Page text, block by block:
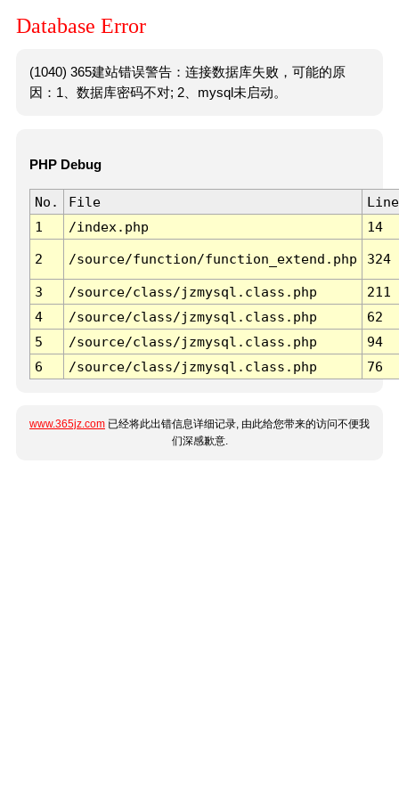
Database Error
(1040) 365建站错误警告：连接数据库失败，可能的原
因：1、数据库密码不对; 2、mysql未启动。
PHP Debug
No. File
Line
1
/index.php 14
2 /source/function/function_extend.php 324
3 /source/class/jzmysql.class.php
211
4
/source/class/jzmysql.class.php
62
5
/source/class/jzmysql.class.php
94
6
/source/class/jzmysql.class.php 76
www.365jz.com 已经将此出错信息详细记录, 由此给您带来的访问不便我
们深感歉意.